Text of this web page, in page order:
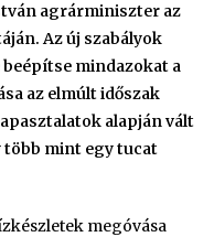
agrárminiszter az
Az új szabályok
mindazokat a
az elmúlt időszak
alapján vált
mint egy tucat
megóvása